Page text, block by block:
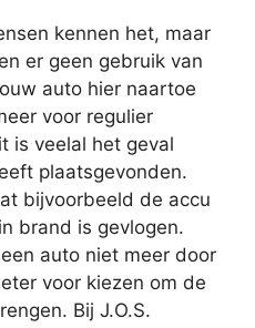
kennen het, maar
er geen gebruik van
auto hier naartoe
voor regulier
is veelal het geval
plaatsgevonden.
bijvoorbeeld de accu
brand is gevlogen.
auto niet meer door
voor kiezen om de
Bij J.O.S.